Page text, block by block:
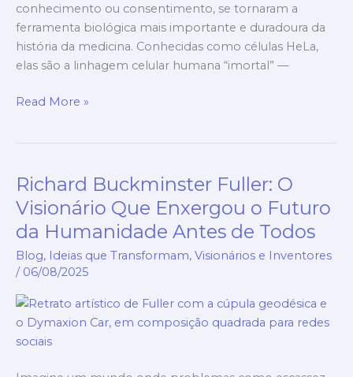
conhecimento ou consentimento, se tornaram a
ferramenta biológica mais importante e duradoura da
história da medicina. Conhecidas como células HeLa,
elas são a linhagem celular humana “imortal” —
Read More »
Richard Buckminster Fuller: O
Visionário Que Enxergou o Futuro
da Humanidade Antes de Todos
Blog, Ideias que Transformam, Visionários e Inventores
/ 06/08/2025
Richard
Buckminster
Fuller:
O
Visionário
Que
Enxergou
Futuro
Humanidade